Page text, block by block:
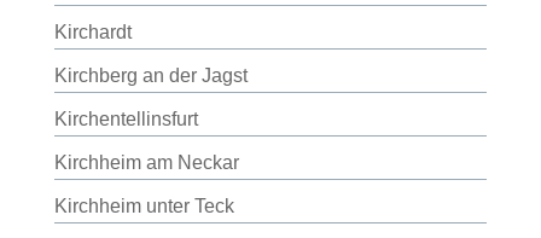
Kirchardt
Kirchberg an der Jagst
Kirchentellinsfurt
Kirchheim am Neckar
Kirchheim unter Teck